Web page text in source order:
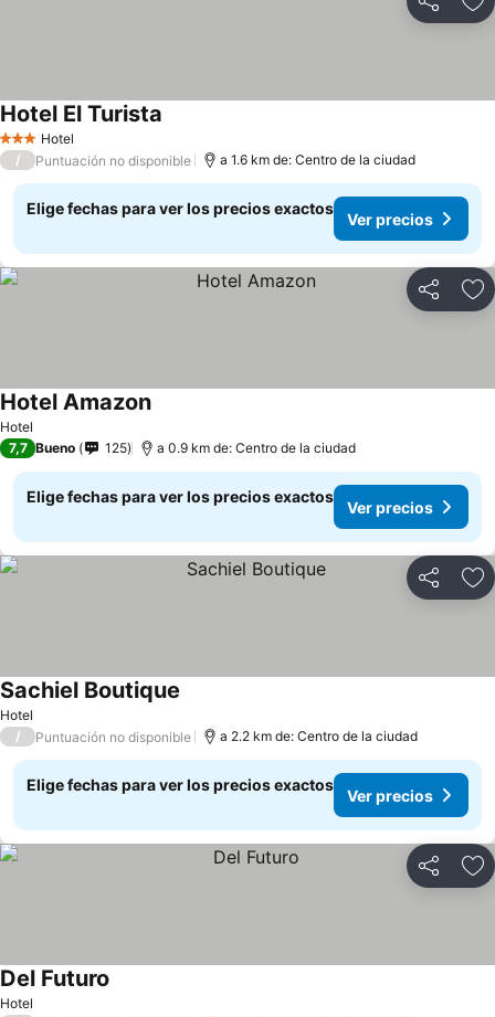
Compartir
3 Estrellas
Hotel
Hotel El Turista
/ Puntuación no disponible a 1.6 km de: Centro de la ciudad
Elige fechas para ver los precios exactos
Ver precios
Compartir
Hotel
Hotel Amazon
7,7 Bueno 125 a 0.9 km de: Centro de la ciudad
Elige fechas para ver los precios exactos
Ver precios
Compartir
Hotel
Sachiel Boutique
/ Puntuación no disponible a 2.2 km de: Centro de la ciudad
Elige fechas para ver los precios exactos
Ver precios
Compartir
Hotel
Del Futuro